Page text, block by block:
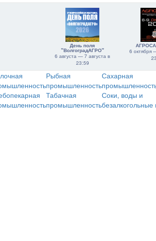
День поля
"ВолгоградАГРО"
6 августа — 7 августа в
23:59
6 октября
Рыбная
промышленность
Сахарная
Табачная
промышленность
Соки, воды и
безалкогольные